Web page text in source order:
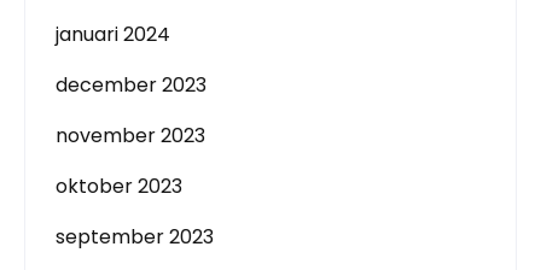
januari 2024
december 2023
november 2023
oktober 2023
september 2023